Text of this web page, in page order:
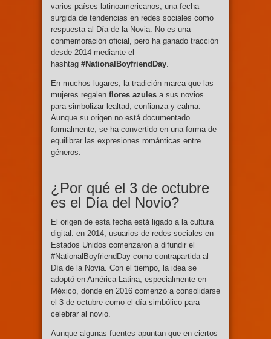
varios países latinoamericanos, una fecha
surgida de tendencias en redes sociales como
respuesta al Día de la Novia. No es una
conmemoración oficial, pero ha ganado tracción
desde 2014 mediante el
hashtag #NationalBoyfriendDay
En muchos lugares, la tradición marca que las
mujeres regalen flores azules a sus novios
para simbolizar lealtad, confianza y calma.
Aunque su origen no está documentado
formalmente, se ha convertido en una forma de
equilibrar las expresiones románticas entre
géneros.
¿Por qué el 3 de octubre
es el Día del Novio?
El origen de esta fecha está ligado a la cultura
digital: en 2014, usuarios de redes sociales en
Estados Unidos comenzaron a difundir el
#NationalBoyfriendDay como contrapartida al
Día de la Novia. Con el tiempo, la idea se
adoptó en América Latina, especialmente en
México, donde en 2016 comenzó a consolidarse
el 3 de octubre como el día simbólico para
celebrar al novio.
Aunque algunas fuentes apuntan que en ciertos